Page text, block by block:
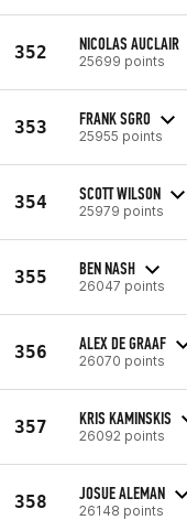
352 NICOLAS AUCLAIR
25699 points
353 FRANK SGRO
25955 points
354 SCOTT WILSON
25979 points
355 BEN NASH
26047 points
356 ALEX DE GRAAF
26070 points
357 KRIS KAMINSKIS
26092 points
358 JOSUE ALEMAN
26148 points